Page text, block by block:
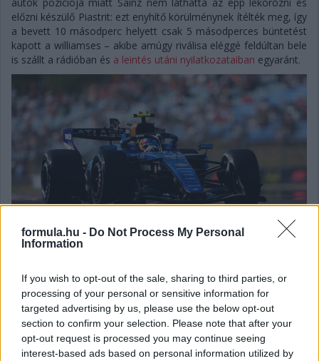
formula.hu - Do Not Process My Personal
Information
If you wish to opt-out of the sale, sharing to third parties, or
processing of your personal or sensitive information for
targeted advertising by us, please use the below opt-out
section to confirm your selection. Please note that after your
opt-out request is processed you may continue seeing
interest-based ads based on personal information utilized by
előzni készülő Piastrit: ezt enyhítő körülménynek ítélték meg, így
a bevett 10 másodperc helyett csak 5 másodperces büntetést
kapott a williamses – akibe amúgy riválisa eléggé feldúltan bele
is szállt a rádióban és a leintés utáni nyilatkozataiban egyaránt.
Balogh Boglárka
11 napja